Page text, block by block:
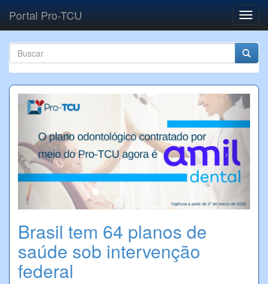
Portal Pro-TCU
Formulário de busca
Buscar
Previous Next
Brasil tem 64 planos de
saúde sob intervenção
federal